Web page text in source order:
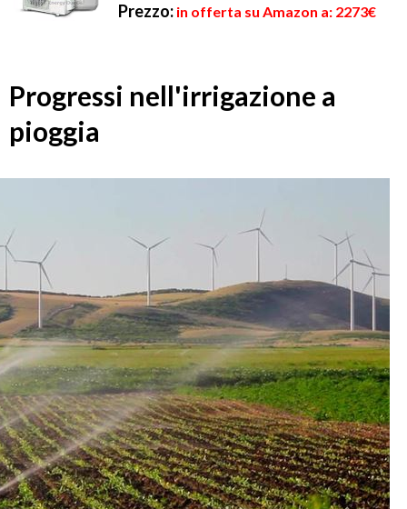
Prezzo: in offerta su Amazon a: 2273€
Progressi nell'irrigazione a
pioggia